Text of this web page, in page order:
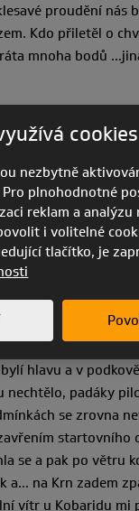
proudění nás
Kdo přiletěl o
mnoha bodů
dnem pro
krátká. Z Kobaly
trochu srkal mrak a
zpět na Kobalu,
pilotů doletěla
byla bezva nálada.
rozlepili oko zase
tahalo rychle ze
Předpověď
to vypadalo
hlavu a v
nechtělo, padáky
se zrovna
startovního
se a pak po větru
a… na Krn zadem
vítr u Kobaridu mi
cookies
nezbytně
plnohodnotné
reklam a analýzu
i volitelné
tlačítko, je